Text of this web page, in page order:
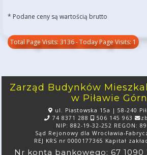
* Podane ceny są wartością brutto
Total Page Visits: 3136 - Today Page Visits: 1
Zarząd Budynków
w Piławie
ul. Piastowska 15a | 58-240
74 8371 288
506 145 963
NIP: 882-19-32-252 REGON:
Sąd Rejonowy dla Wrocławia-
REJ KRS nr 0000177365 Kapitał
Nr konta bankowego: 67 1090